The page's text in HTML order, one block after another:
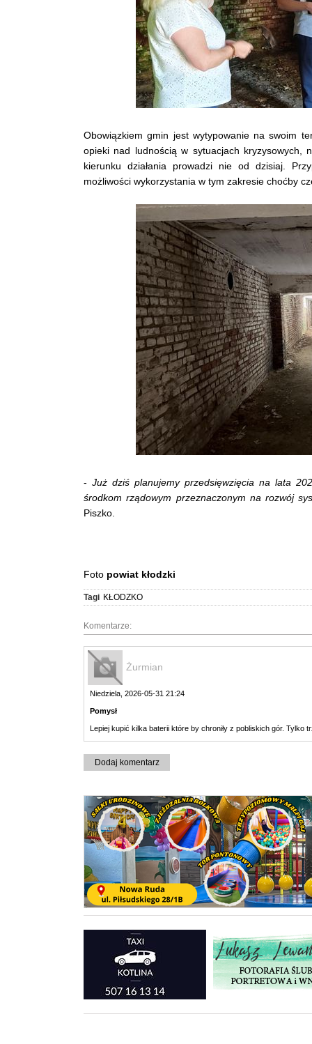
Obowiązkiem gmin jest wytypowanie na swoim
opieki nad ludnością w sytuacjach kryzysowych,
kierunku działania prowadzi nie od dzisiaj.
możliwości wykorzystania w tym zakresie choćby
-Już dziś planujemy przedsięwzięcia na lata
środkom rządowym przeznaczonym na rozwój
Piszko.
Foto powiat kłodzki
Tagi KŁODZKO
Komentarze:
Żurmian
Niedziela, 2026-05-31 21:24
Pomysł
Lepiej kupić kilka baterii które by chroniły z pobliskich gór. Tylko
Dodaj komentarz